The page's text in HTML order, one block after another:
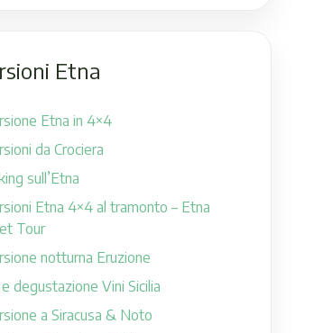
Etna
Etna in 4×4
da Crociera
sull’Etna
Etna 4×4 al tramonto – Etna
Tour
notturna Eruzione
degustazione Vini Sicilia
a Siracusa & Noto